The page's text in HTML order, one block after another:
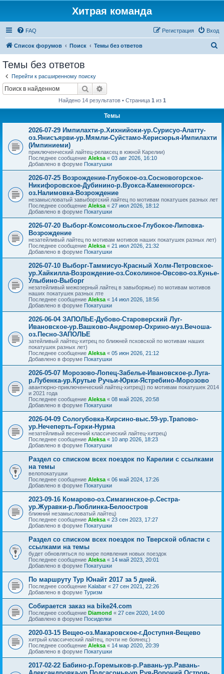
Хитрая команда
FAQ Вход
Регистрация
Список форумов Поиск Темы без ответов
Темы без ответов
Перейти к расширенному поиску
Поиск
Найдено 14 результатов • Страница 1 из 1
Темы
2026-07-29 Импилахти-р.Хихнийоки-ур.Сурисуо-Алатту-
оз.Янисъярви-ур.Мямли-Суйстамо-Керисюрья-Импилахти
(Импиниеми)
приключенческий лайтец-релаксец в южной Карелии)
Последнее сообщение Aleksa « 03 авг 2026, 16:10
Добавлено в форуме Покатушки
2026-07-25 Возрождение-Глубокое-оз.Сосновогорское-
Никифоровское-Дубинино-р.Вуокса-Каменногорск-
оз.Налимовка-Возрождение
незамысловатый завыборгский лайтец по мотивам покатушек разных лет
Последнее сообщение Aleksa « 27 июл 2026, 18:12
Добавлено в форуме Покатушки
2026-07-20 Выборг-Комсомольское-Глубокое-Липовка-
Возрождение
незатейливый лайтец по мотивам мотивов наших покатушек разных лет)
Последнее сообщение Aleksa « 21 июл 2026, 21:32
Добавлено в форуме Покатушки
2026-07-10 Выборг-Таммисуо-Красный Холм-Петровское-
ур.Хайкилла-Возрождение-оз.Соколиное-Овсово-оз.Кунье-
Улыбино-Выборг
незатейливый межозерный лайтец в завыборжье) по мотивам мотивов
наших покатушек разных лте
Последнее сообщение Aleksa « 14 июл 2026, 18:56
Добавлено в форуме Покатушки
2026-06-04 ЗАПОЛЬЕ-Дубово-Староверский Луг-
Ивановское-ур.Вашково-Андромер-Охрино-муз.Вечоша-
оз.Песно-ЗАПОЛЬЕ
затейливый лайтец-хитрец по ближней псковской по мотивам наших
покатушек разных лет)
Последнее сообщение Aleksa « 05 июн 2026, 21:12
Добавлено в форуме Покатушки
2026-05-07 Морозово-Лопец-Забелье-Ивановское-р.Луга-
р.Лубенка-ур.Крутые Ручьи-Юрки-Ястребино-Морозово
авантюрно-приключенческий лайтец-хитрец)) по мотивам покатушек 2014
и 2021 года
Последнее сообщение Aleksa « 08 май 2026, 20:58
Добавлено в форуме Покатушки
2026-04-09 Сологубовка-Кирсино-выс.59-ур.Трапово-
ур.Нечеперть-Горки-Нурма
незатейливый весенний классический лайтец-хитрец)
Последнее сообщение Aleksa « 10 апр 2026, 18:23
Добавлено в форуме Покатушки
Раздел со списком всех поездок по Карелии с ссылками
на темы
велопокатушки
Последнее сообщение Aleksa « 06 май 2024, 17:26
Добавлено в форуме Покатушки
2023-09-16 Комарово-оз.Симагинское-р.Сестра-
ур.Журавки-р.Люблинка-Белоостров
ближний незамысловатый лайтец)
Последнее сообщение Aleksa « 23 сен 2023, 17:27
Добавлено в форуме Покатушки
Раздел со списком всех поездок по Тверской области с
ссылками на темы
будет обновляться по мере появления новых поездок
Последнее сообщение Aleksa « 14 май 2023, 20:01
Добавлено в форуме Покатушки
По маршруту Тур Юнайт 2017 за 5 дней.
Последнее сообщение Kalabar « 27 сен 2021, 22:26
Добавлено в форуме Туризм
Собирается заказ на bike24.com
Последнее сообщение Diamond « 27 сен 2020, 14:00
Добавлено в форуме Посиделки
2020-03-15 Вещео-оз.Макаровское-г.Доступня-Вещево
хитрый классический лайтец, почти не боянец:)
Последнее сообщение Aleksa « 14 мар 2020, 20:39
Добавлено в форуме Покатушки
2017-02-22 Бабино-р.Горемыков-р.Равань-ур.Равань-
Александровка-ур.Подсасонье-ур.Руя-Вороний Остров-